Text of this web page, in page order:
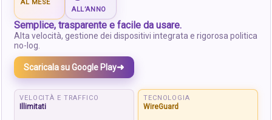
AL MESE
ALL’ANNO
Semplice, trasparente e facile da usare.
Alta velocità, gestione dei dispositivi integrata e rigorosa politica
no-log.
Scaricala su Google Play➜
VELOCITÀ E TRAFFICO
Illimitati
TECNOLOGIA
WireGuard